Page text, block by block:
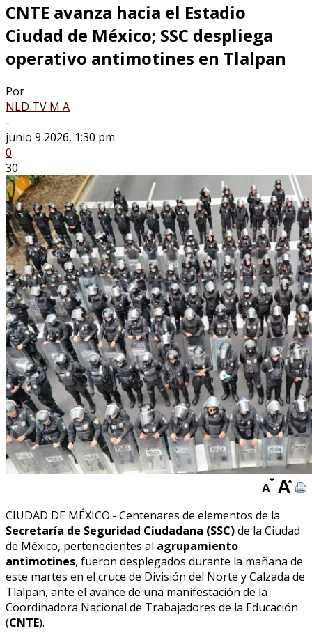
CNTE avanza hacia el Estadio
Ciudad de México; SSC despliega
operativo antimotines en Tlalpan
Por
NLD TV M A
-
junio 9 2026, 1:30 pm
0
30
CIUDAD DE MÉXICO.- Centenares de elementos de la
Secretaría de Seguridad Ciudadana (SSC)de la Ciudad
de México, pertenecientes al agrupamiento
antimotines, fueron desplegados durante la mañana de
este martes en el cruce de División del Norte y Calzada de
Tlalpan, ante el avance de una manifestación de la
Coordinadora Nacional de Trabajadores de la Educación
(CNTE).